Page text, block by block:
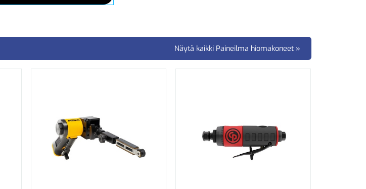
Näytä kaikki Paineilma hiomakoneet »